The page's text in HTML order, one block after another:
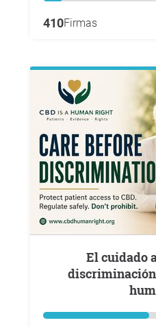
410Firmas
El cuidado antes que la